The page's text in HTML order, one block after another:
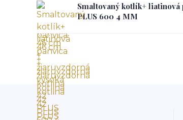
Smaltovaný kotlík+
PLUS 600 4 MM